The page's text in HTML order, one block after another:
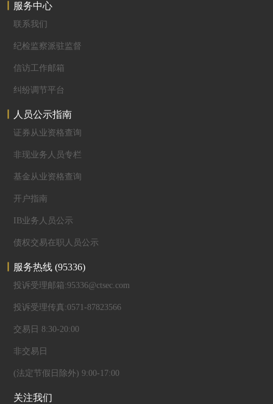
服务中心
联系我们
纪检监察派驻监督
信访工作邮箱
纠纷调节平台
人员公示指南
证券从业资格查询
非现业务人员专栏
基金从业资格查询
开户指南
IB业务人员公示
债权交易在职人员公示
服务热线(95336)
投诉受理邮箱:95336@ctsec.com
投诉受理传真:0571-87823566
交易日 8:30-20:00
非交易日
(法定节假日除外) 9:00-17:00
关注我们